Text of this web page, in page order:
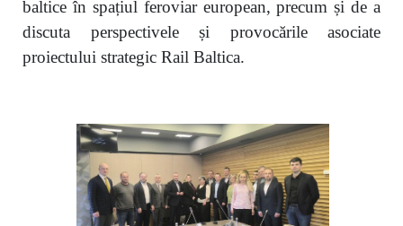
baltice în spațiul feroviar european, precum și de a
discuta perspectivele și provocările asociate
proiectului strategic Rail Baltica.